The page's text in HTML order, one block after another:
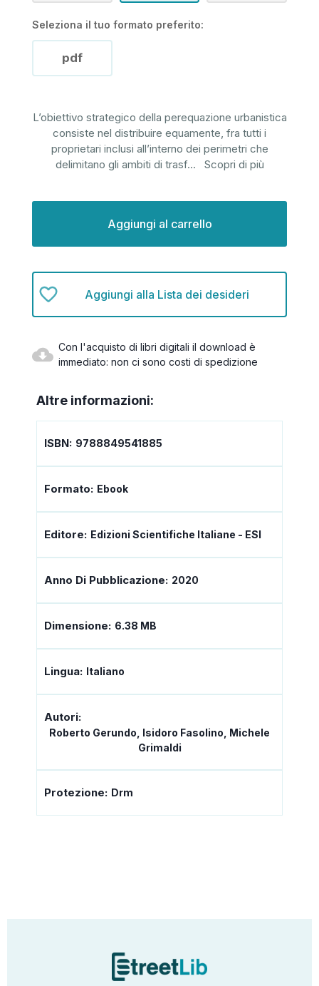
Seleziona il tuo formato preferito:
pdf
L’obiettivo strategico della perequazione urbanistica
consiste nel distribuire equamente, fra tutti i
proprietari inclusi all’interno dei perimetri che
delimitano gli ambiti di trasf... Scopri di più
Aggiungi alla Lista dei desideri
Con l'acquisto di libri digitali il download è
immediato: non ci sono costi di spedizione
Altre informazioni:
ISBN: 9788849541885
Formato: Ebook
Editore: Edizioni Scientifiche Italiane - ESI
Anno Di Pubblicazione: 2020
Dimensione: 6.38 MB
Lingua: Italiano
Autori:
Roberto Gerundo, Isidoro Fasolino, Michele
Grimaldi
Protezione: Drm